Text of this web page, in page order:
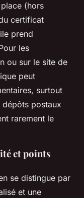
(hors
certificat
prend
les
ou sur le site de
peut
surtout
postaux
rarement le
et points
se distingue par
et une